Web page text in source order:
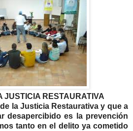
JUSTICIA RESTAURATIVA
la Justicia Restaurativa y que a
desapercibido es la prevención
tanto en el delito ya cometido